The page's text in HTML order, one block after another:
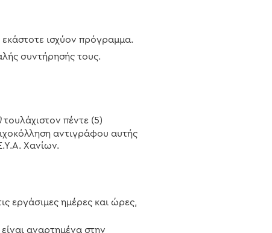
ισχύον πρόγραμμα.
συντήρησής τους.
τουλάχιστον πέντε (5)
αντιγράφου αυτής
Χανίων.
εργάσιμες ημέρες και ώρες,
είναι αναρτημένα στην